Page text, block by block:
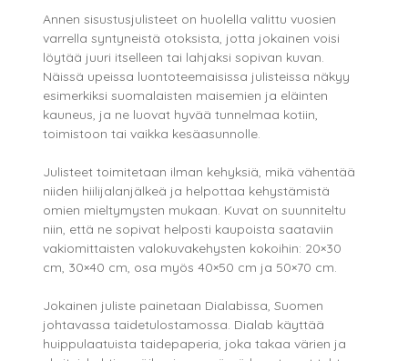
Annen sisustusjulisteet on huolella valittu vuosien
varrella syntyneistä otoksista, jotta jokainen voisi
löytää juuri itselleen tai lahjaksi sopivan kuvan.
Näissä upeissa luontoteemaisissa julisteissa näkyy
esimerkiksi suomalaisten maisemien ja eläinten
kauneus, ja ne luovat hyvää tunnelmaa kotiin,
toimistoon tai vaikka kesäasunnolle.
Julisteet toimitetaan ilman kehyksiä, mikä vähentää
niiden hiilijalanjälkeä ja helpottaa kehystämistä
omien mieltymysten mukaan. Kuvat on suunniteltu
niin, että ne sopivat helposti kaupoista saataviin
vakiomittaisten valokuvakehysten kokoihin: 20×30
cm, 30×40 cm, osa myös 40×50 cm ja 50×70 cm.
Jokainen juliste painetaan Dialabissa, Suomen
johtavassa taidetulostamossa. Dialab käyttää
huippulaatuista taidepaperia, joka takaa värien ja